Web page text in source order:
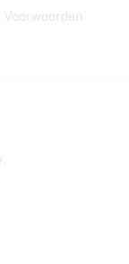
Voorwaarden